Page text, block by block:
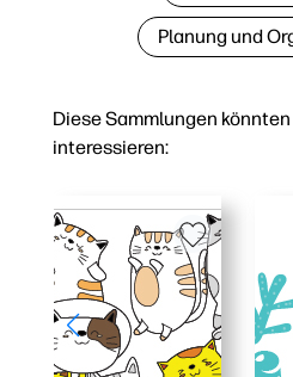
Diese Sammlungen
interessieren:
Planung und